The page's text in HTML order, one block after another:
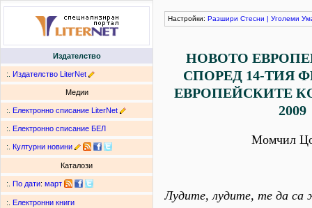
Издателство
:. Издателство LiterNet
Медии
:. Електронно списание LiterNet
:. Електронно списание БЕЛ
:. Културни новини
Каталози
:. По дати: март
:. Електронни книги
Настройки: Разшири Стесни | Уголеми
НОВОТО
СПОРЕД 14-ТИЯ
ЕВРОПЕЙСКИТЕ
2009
Момчил
Лудите, лудите, те да са